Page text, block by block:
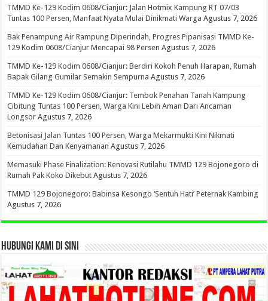
TMMD Ke-129 Kodim 0608/Cianjur: Jalan Hotmix Kampung RT 07/03
Tuntas 100 Persen, Manfaat Nyata Mulai Dinikmati Warga Agustus 7, 2026
Bak Penampung Air Rampung Diperindah, Progres Pipanisasi TMMD Ke-
129 Kodim 0608/Cianjur Mencapai 98 Persen Agustus 7, 2026
TMMD Ke-129 Kodim 0608/Cianjur: Berdiri Kokoh Penuh Harapan, Rumah
Bapak Gilang Gumilar Semakin Sempurna Agustus 7, 2026
TMMD Ke-129 Kodim 0608/Cianjur: Tembok Penahan Tanah Kampung
Cibitung Tuntas 100 Persen, Warga Kini Lebih Aman Dari Ancaman
Longsor Agustus 7, 2026
Betonisasi Jalan Tuntas 100 Persen, Warga Mekarmukti Kini Nikmati
Kemudahan Dan Kenyamanan Agustus 7, 2026
Memasuki Phase Finalization: Renovasi Rutilahu TMMD 129 Bojonegoro di
Rumah Pak Koko Dikebut Agustus 7, 2026
TMMD 129 Bojonegoro: Babinsa Kesongo ‘Sentuh Hati’ Peternak Kambing
Agustus 7, 2026
HUBUNGI KAMI DI SINI